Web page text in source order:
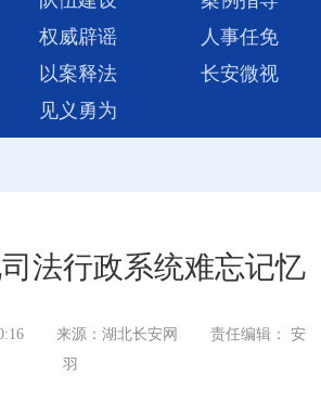
权威辟谣
人事任免
以案释法
长安微视
见义勇为
法行政系统难忘记忆
来源：湖北长安网
责任编辑： 安
羽